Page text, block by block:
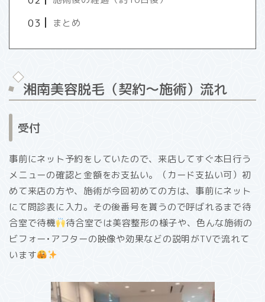
まとめ
湘南美容脱毛（契約〜施術）流れ
受付
事前にネット予約をしていたので、来店してすぐ本日行う
メニューの確認と金額をお支払い。（カード支払い可）初
めて来店の方や、施術が今回初めての方は、事前にネット
にて問診表に入力。その後番号を貰うので呼ばれるまで待
合室で待機
待合室では美容整形の様子や、色んな施術の
ビフォー•アフターの映像や効果などの説明がTVで流れて
います